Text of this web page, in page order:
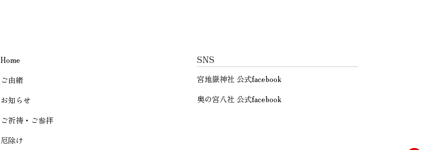
Home
ご由緒
お知らせ
ご祈祷・ご参拝
厄除け
SNS
宮地嶽神社 公式facebook
奥の宮八社 公式facebook